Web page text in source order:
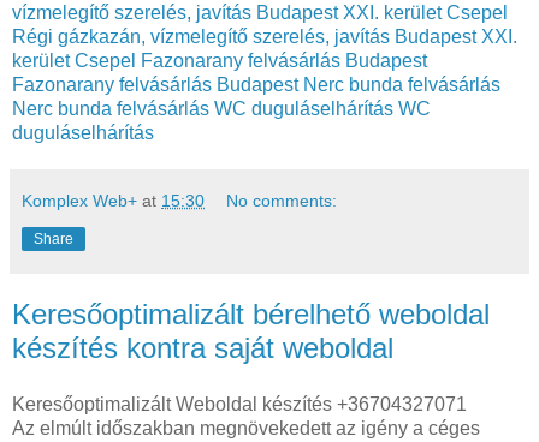
vízmelegítő szerelés, javítás Budapest XXI. kerület Csepel
Régi gázkazán, vízmelegítő szerelés, javítás Budapest XXI.
kerület Csepel Fazonarany felvásárlás Budapest
Fazonarany felvásárlás Budapest Nerc bunda felvásárlás
Nerc bunda felvásárlás WC duguláselhárítás WC
duguláselhárítás
Komplex Web+ at 15:30 No comments:
Share
Keresőoptimalizált bérelhető weboldal
készítés kontra saját weboldal
Keresőoptimalizált Weboldal készítés +36704327071
Az elmúlt időszakban megnövekedett az igény a céges